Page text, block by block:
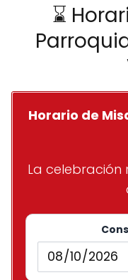
⌛
Horario de
La celebración